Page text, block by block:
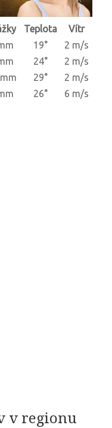
Teplota
Vítr
19°
2 m/s
24°
2 m/s
29°
2 m/s
26° 6 m/s
v regionu